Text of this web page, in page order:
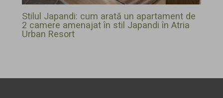
Stilul Japandi: cum arată un apartament de
2 camere amenajat în stil Japandi în Atria
Urban Resort